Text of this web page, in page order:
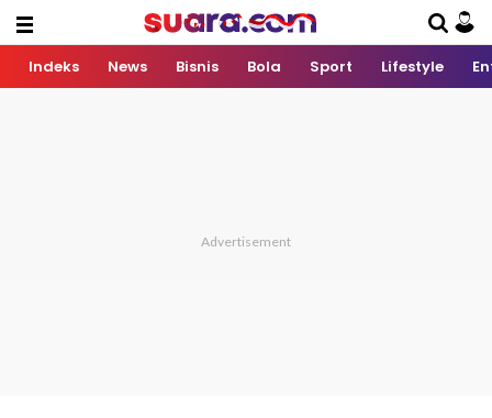
Indeks News Bisnis Bola Sport Lifestyle